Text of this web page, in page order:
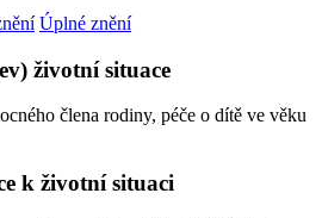
Úplné znění
životní situace
člena rodiny, péče o dítě ve věku
k životní situaci